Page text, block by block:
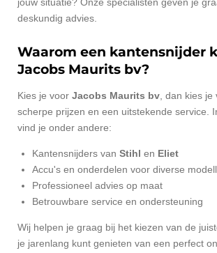
deskundig advies.
Waarom een kantensnijder
Jacobs Maurits bv?
Kies je voor Jacobs Maurits bv , dan kies
scherpe prijzen en een uitstekende service.
vind je onder andere:
Kantensnijders van Stihl en Eliet
Accu's en onderdelen voor diverse
Professioneel advies op maat
Betrouwbare service en ondersteuning
Wij helpen je graag bij het kiezen van de
je jarenlang kunt genieten van een perfect